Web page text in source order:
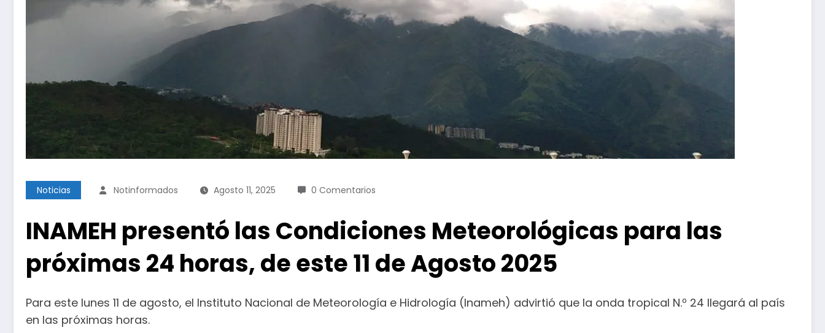
Noticias Notinformados Agosto 11, 2025 0 Comentarios
INAMEH presentó las Condiciones Meteorológicas para las
próximas 24 horas, de este 11 de Agosto 2025
Para este lunes 11 de agosto, el Instituto Nacional de Meteorología e Hidrología (Inameh) advirtió que la onda tropical N.º 24 llegará al país
en las próximas horas.